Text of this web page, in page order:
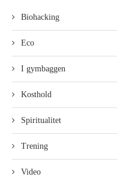
Biohacking
Eco
I gymbaggen
Kosthold
Spiritualitet
Trening
Video